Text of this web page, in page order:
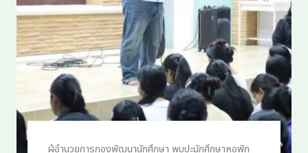
ผู้อำนวยการกองพัฒนานักศึกษา พบปะนักศึกษาหอพัก